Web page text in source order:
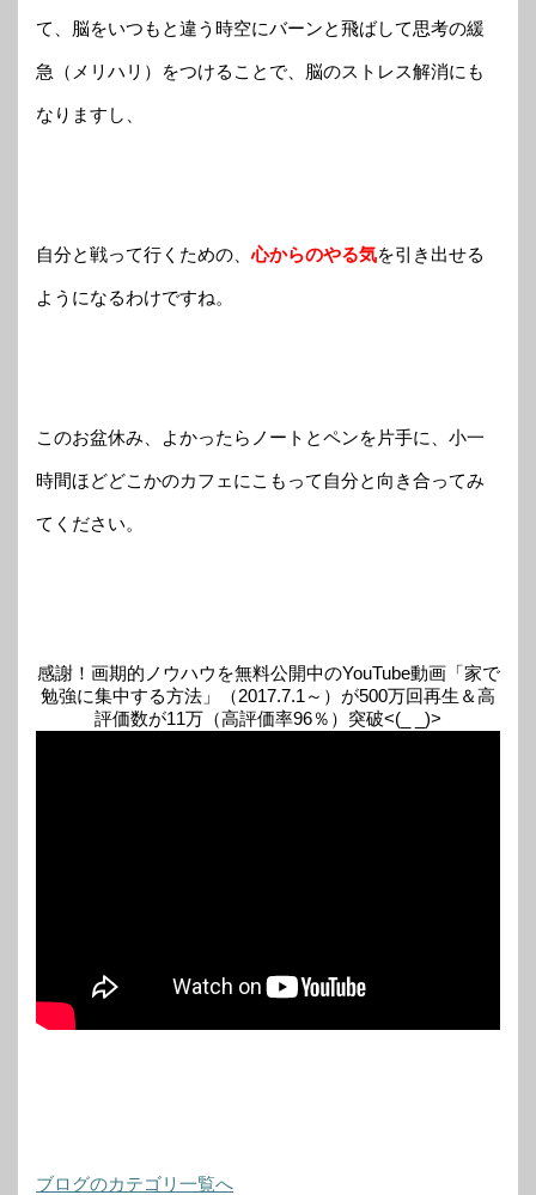
て、脳をいつもと違う時空にバーンと飛ばして思考の緩
急（メリハリ）をつけることで、脳のストレス解消にも
なりますし、
自分と戦って行くための、心からのやる気を引き出せる
ようになるわけですね。
このお盆休み、よかったらノートとペンを片手に、小一
時間ほどどこかのカフェにこもって自分と向き合ってみ
てください。
感謝！画期的ノウハウを無料公開中のYouTube動画「家で
勉強に集中する方法」（2017.7.1～）が500万回再生＆高
評価数が11万（高評価率96％）突破<(_ _)>
ブログのカテゴリ一覧へ